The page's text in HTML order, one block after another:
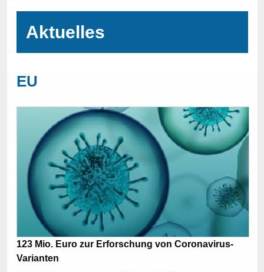
Aktuelles
EU
123 Mio. Euro zur Erforschung von Coronavirus-
Varianten